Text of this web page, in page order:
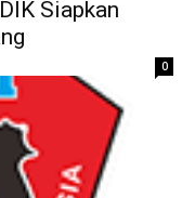
Siapkan
0